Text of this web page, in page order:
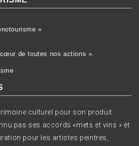
»
de toutes nos actions ».
culturel pour son produit
pas ses accords «mets et vins » et
pour les artistes peintres,